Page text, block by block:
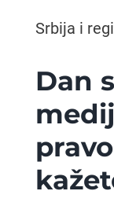
GEOGRAPHICA
AVIOPEDIA
SPECIJAL
FOTO PRIČA
Srbija i
Dan